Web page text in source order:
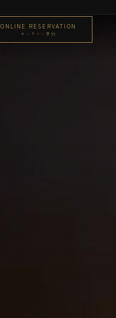
ONLINE RESERVATION
オンライン予約